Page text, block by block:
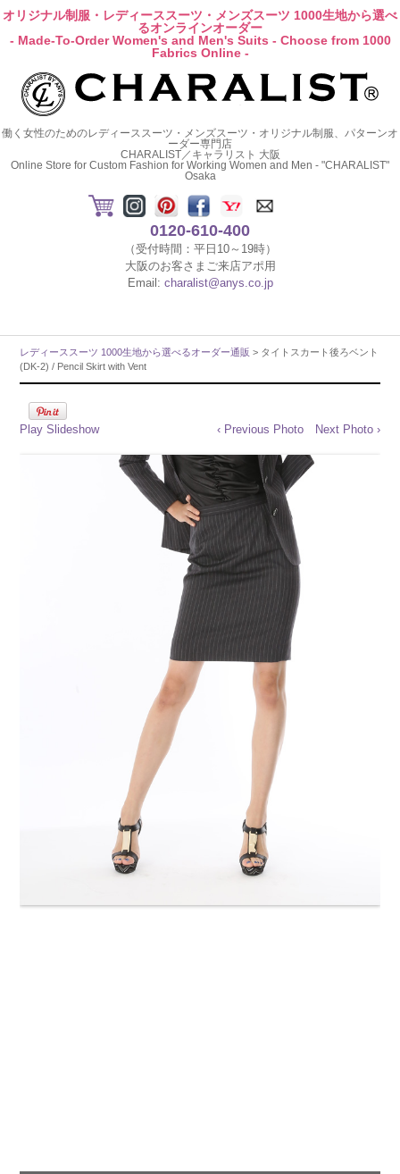
オリジナル制服・レディーススーツ・メンズスーツ 1000生地から選べ
るオンラインオーダー
- Made-To-Order Women's and Men's Suits - Choose from 1000
Fabrics Online -
働く女性のためのレディーススーツ・メンズスーツ・オリジナル制服、パターンオ
ーダー専門店
CHARALIST／キャラリスト 大阪
Online Store for Custom Fashion for Working Women and Men - "CHARALIST"
Osaka
0120-610-400
（受付時間：平日10～19時）
大阪のお客さまご来店アポ用
Email: charalist@anys.co.jp
レディーススーツ 1000生地から選べるオーダー通販 > タイトスカート後ろベント
(DK-2) / Pencil Skirt with Vent
Play Slideshow ‹ Previous Photo Next Photo ›